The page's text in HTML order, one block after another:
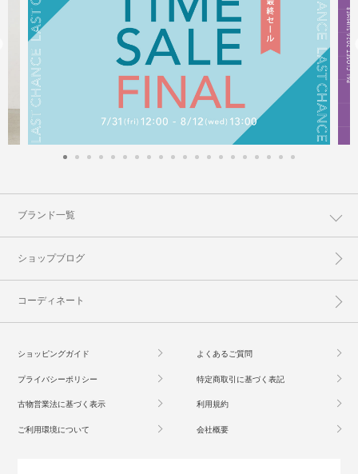
ブランド一覧
ショップブログ
コーディネート
ショッピングガイド よくあるご質問
プライバシーポリシー 特定商取引に基づく表記
古物営業法に基づく表示 利用規約
ご利用環境について 会社概要